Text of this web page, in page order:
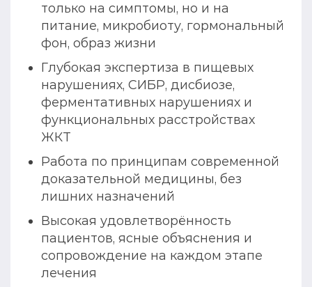
только на симптомы, но и на
питание, микробиоту, гормональный
фон, образ жизни
Глубокая экспертиза в пищевых
нарушениях, СИБР, дисбиозе,
ферментативных нарушениях и
функциональных расстройствах
ЖКТ
Работа по принципам современной
доказательной медицины, без
лишних назначений
Высокая удовлетворённость
пациентов, ясные объяснения и
сопровождение на каждом этапе
лечения